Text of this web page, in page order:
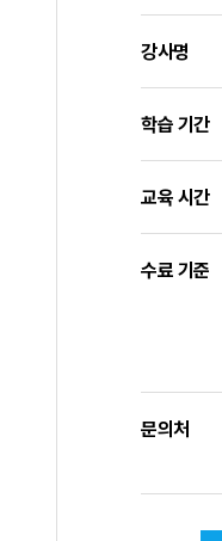
강사명
학습 기간
교육 시간
수료 기준
문의처